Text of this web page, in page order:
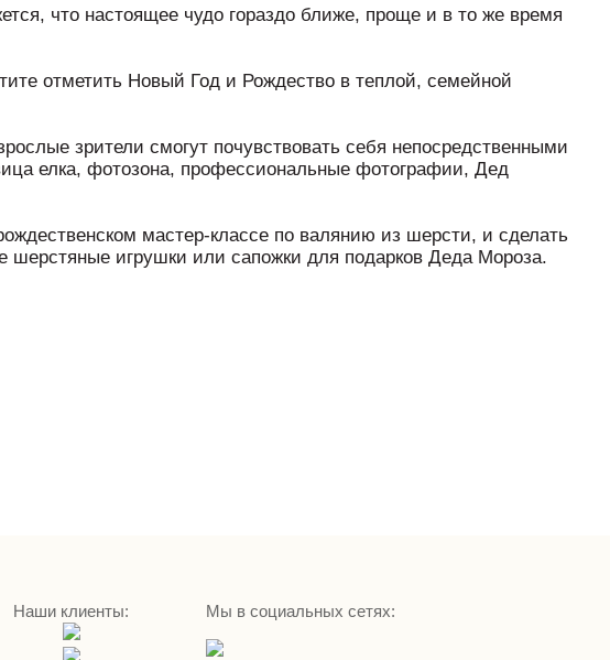
что настоящее чудо гораздо ближе, проще и в то же время
отметить Новый Год и Рождество в теплой, семейной
зрители смогут почувствовать себя непосредственными
елка, фотозона, профессиональные фотографии, Дед
мастер-классе по валянию из шерсти, и сделать
игрушки или сапожки для подарков Деда Мороза.
Наши клиенты: Мы в социальных сетях: